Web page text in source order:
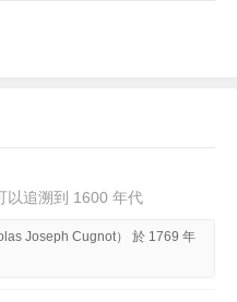
以追溯到 1600 年代
Joseph Cugnot） 於 1769 年